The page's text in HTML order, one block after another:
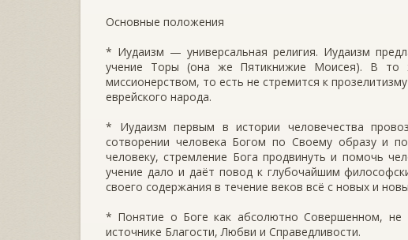
Основные положения
* Иудаизм — универсальная религия. Иудаизм
учение Торы (она же Пятикнижие Моисея). В то
миссионерством, то есть не стремится к
еврейского народа.
* Иудаизм первым в истории человечества
сотворении человека Богом по Своему образу и
человеку, стремление Бога продвинуть и помочь
учение дало и даёт повод к глубочайшим
своего содержания в течение веков всё с новых и
* Понятие о Боге как абсолютно Cовершенном,
источнике Благости, Любви и Справедливости.